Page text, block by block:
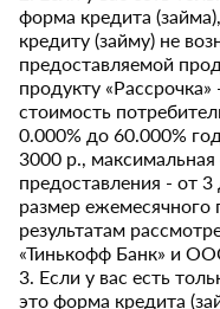
форма кредита
кредиту (займу) не
предоставляемой
продукту
стоимость
0.000% до 60.000%
3000 р.,
предоставления - от
размер ежемесячного
результатам
«Тинькофф Банк» и
3. Если у вас есть
это форма кредита